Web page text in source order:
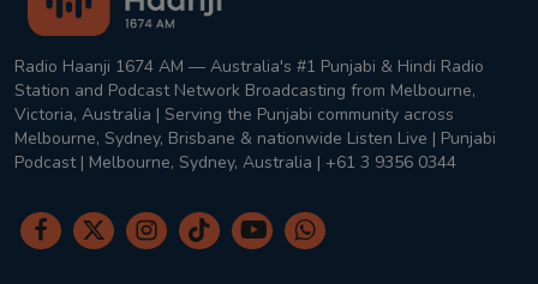
Radio Haanji 1674 AM — Australia's #1 Punjabi & Hindi Radio
Station and Podcast Network Broadcasting from Melbourne,
Victoria, Australia | Serving the Punjabi community across
Melbourne, Sydney, Brisbane & nationwide Listen Live | Punjabi
Podcast | Melbourne, Sydney, Australia | +61 3 9356 0344